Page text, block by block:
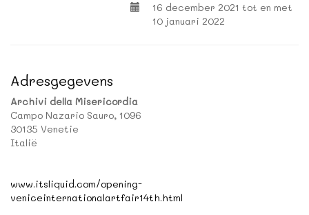
16 december 2021 tot en met
10 januari 2022
Adresgegevens
Archivi della Misericordia
Campo Nazario Sauro, 1096
30135 Venetie
Italië
www.itsliquid.com/opening-
veniceinternationalartfair14th.html